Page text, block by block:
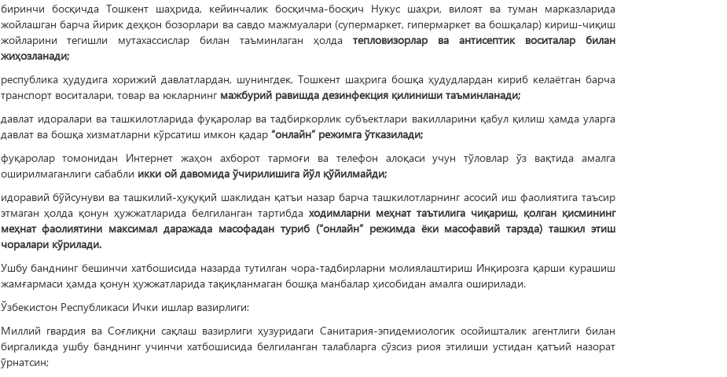
биринчи босқичда Тошкент шаҳрида, кейинчалик босқичма-босқич Нукус шаҳри, вилоят ва туман марказларида
жойлашган барча йирик деҳқон бозорлари ва савдо мажмуалари (супермаркет, гипермаркет ва бошқалар) кириш-чиқиш
жойларини тегишли мутахассислар билан таъминлаган ҳолдатепловизорлар ва антисептик воситалар билан
жиҳозланади;
республика ҳудудига хорижий давлатлардан, шунингдек, Тошкент шаҳрига бошқа ҳудудлардан кириб келаётган барча
транспорт воситалари, товар ва юкларнинг мажбурий равишда дезинфекция қилиниши таъминланади;
давлат идоралари ва ташкилотларида фуқаролар ва тадбиркорлик субъектлари вакилларини қабул қилиш ҳамда уларга
давлат ва бошқа хизматларни кўрсатиш имкон қадар “онлайн” режимга ўтказилади;
фуқаролар томонидан Интернет жаҳон ахборот тармоғи ва телефон алоқаси учун тўловлар ўз вақтида амалга
оширилмаганлиги сабабли икки ой давомида ўчирилишига йўл қўйилмайди;
идоравий бўйсунуви ва ташкилий-ҳуқуқий шаклидан қатъи назар барча ташкилотларнинг асосий иш фаолиятига таъсир
этмаган ҳолда қонун ҳужжатларида белгиланган тартибдаходимларни меҳнат таътилига чиқариш, қолган қисмининг
меҳнат фаолиятини максимал даражада масофадан туриб (“онлайн” режимда ёки масофавий тарзда) ташкил этиш
чоралари кўрилади.
Ушбу банднинг бешинчи хатбошисида назарда тутилган чора-тадбирларни молиялаштириш Инқирозга қарши курашиш
жамғармаси ҳамда қонун ҳужжатларида тақиқланмаган бошқа манбалар ҳисобидан амалга оширилади.
Ўзбекистон Республикаси Ички ишлар вазирлиги:
Миллий гвардия ва Соғлиқни сақлаш вазирлиги ҳузуридаги Санитария-эпидемиологик осойишталик агентлиги билан
биргаликда ушбу банднинг учинчи хатбошисида белгиланган талабларга сўзсиз риоя этилиши устидан қатъий назорат
ўрнатсин;